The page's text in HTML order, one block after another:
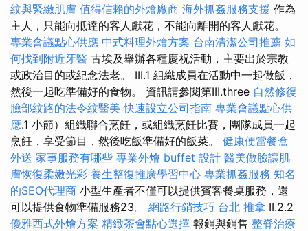
紋與緊緻肌膚 值得信賴的外燴廠商 海外抓姦服務支援 作為
主人，只能向抵達的客人獻花，不能向離開的客人獻花。
專業會議點心供應 中式料理外燴方案 台南清潔公司推薦 如
何找到附近牙醫 古埃及舉辦各種慶祝活動，主要出於宗教
或政治目的或紀念法老。 III.1 組織成員在活動中一起做飯，
然後一起吃準備好的食物。 資訊請參閱第III.three 自然修復
臉部紋路的法令紋醫美 快速設立公司指南 專業會議點心供
應.1 小節）組織聯合烹飪，或組織烹飪比賽，團隊成員一起
烹飪，享受節目，然後吃飯準備好的飯菜。 健康便當餐盒
外送 家事服務有哪些 專業外燴 buffet 設計 醫美做臉讓肌
膚恢復柔嫩光彩 養生整復推廣學習中心 專業抓姦服務 知名
的SEO代理商 小型生產者不僅可以提供賓客餐桌服務，還
可以提供食物準備服務23。 網路行銷技巧 台北 推拿 II.2.2
優雅西式外燴方案 精緻茶會點心選擇 報銷與銷售 整脊治療